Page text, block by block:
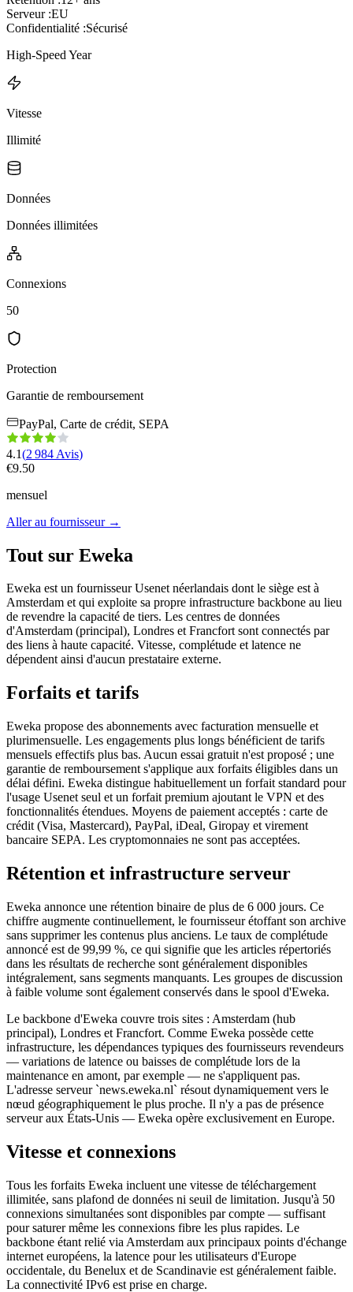
Serveur :EU
Confidentialité :Sécurisé
High-Speed Year
Vitesse
Illimité
Données
Données illimitées
Connexions
50
Protection
Garantie de remboursement
PayPal, Carte de crédit, SEPA
4.1(2 984 Avis)
€9.50
mensuel
Aller au fournisseur→
Tout sur Eweka
Eweka est un fournisseur Usenet néerlandais dont le siège est à
Amsterdam et qui exploite sa propre infrastructure backbone au lieu
de revendre la capacité de tiers. Les centres de données
d'Amsterdam (principal), Londres et Francfort sont connectés par
des liens à haute capacité. Vitesse, complétude et latence ne
dépendent ainsi d'aucun prestataire externe.
Forfaits et tarifs
Eweka propose des abonnements avec facturation mensuelle et
plurimensuelle. Les engagements plus longs bénéficient de tarifs
mensuels effectifs plus bas. Aucun essai gratuit n'est proposé ; une
garantie de remboursement s'applique aux forfaits éligibles dans un
délai défini. Eweka distingue habituellement un forfait standard pour
l'usage Usenet seul et un forfait premium ajoutant le VPN et des
fonctionnalités étendues. Moyens de paiement acceptés : carte de
crédit (Visa, Mastercard), PayPal, iDeal, Giropay et virement
bancaire SEPA. Les cryptomonnaies ne sont pas acceptées.
Rétention et infrastructure serveur
Eweka annonce une rétention binaire de plus de 6 000 jours. Ce
chiffre augmente continuellement, le fournisseur étoffant son archive
sans supprimer les contenus plus anciens. Le taux de complétude
annoncé est de 99,99 %, ce qui signifie que les articles répertoriés
dans les résultats de recherche sont généralement disponibles
intégralement, sans segments manquants. Les groupes de discussion
à faible volume sont également conservés dans le spool d'Eweka.
Le backbone d'Eweka couvre trois sites : Amsterdam (hub
principal), Londres et Francfort. Comme Eweka possède cette
infrastructure, les dépendances typiques des fournisseurs revendeurs
— variations de latence ou baisses de complétude lors de la
maintenance en amont, par exemple — ne s'appliquent pas.
L'adresse serveur `news.eweka.nl` résout dynamiquement vers le
nœud géographiquement le plus proche. Il n'y a pas de présence
serveur aux États-Unis — Eweka opère exclusivement en Europe.
Vitesse et connexions
Tous les forfaits Eweka incluent une vitesse de téléchargement
illimitée, sans plafond de données ni seuil de limitation. Jusqu'à 50
connexions simultanées sont disponibles par compte — suffisant
pour saturer même les connexions fibre les plus rapides. Le
backbone étant relié via Amsterdam aux principaux points d'échange
internet européens, la latence pour les utilisateurs d'Europe
occidentale, du Benelux et de Scandinavie est généralement faible.
La connectivité IPv6 est prise en charge.